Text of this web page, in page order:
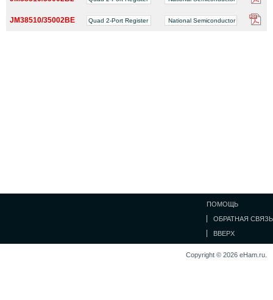
JM38510/35002BE Quad 2-Port Register National Semiconductor
ПОМОЩЬ
ОБРАТНАЯ СВЯЗЬ
ВВЕРХ
Copyright © 2026 eHam.ru.